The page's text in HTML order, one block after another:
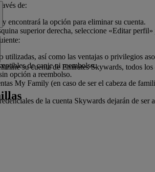
de:
» y encontrará la opción para eliminar su cuenta.
superior derecha, seleccione «Editar
así como las ventajas o privilegios
de canje ni reembolso.
opción a reembolso.
My Family (en caso de ser el cabeza de
de la cuenta Skywards dejarán de ser
su cuenta de Emirates Skywards, todos